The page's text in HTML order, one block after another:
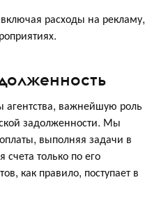
расходы на рекламу,
агентства, важнейшую роль
задолженности. Мы
выполняя задачи в
только по его
как правило, поступает в